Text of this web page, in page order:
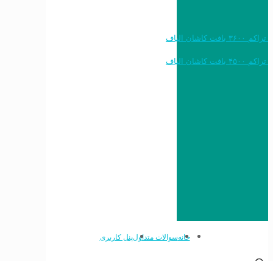
خرید به قیمت فرش ماشینی ۱۲۰۰ شانه تراکم ۳۶۰۰ بافت کاشان الیاف
خرید به قیمت فرش ماشینی ۱۵۰۰ شانه تراکم ۴۵۰۰ بافت کاشان الیاف
خانهسوالات متداولپنل کاربری